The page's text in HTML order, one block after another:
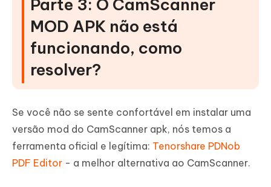
Parte 3: O CamScanner
MOD APK não está
funcionando, como
resolver?
Se você não se sente confortável em instalar uma
versão mod do CamScanner apk, nós temos a
ferramenta oficial e legítima: Tenorshare PDNob
PDF Editor - a melhor alternativa ao CamScanner.